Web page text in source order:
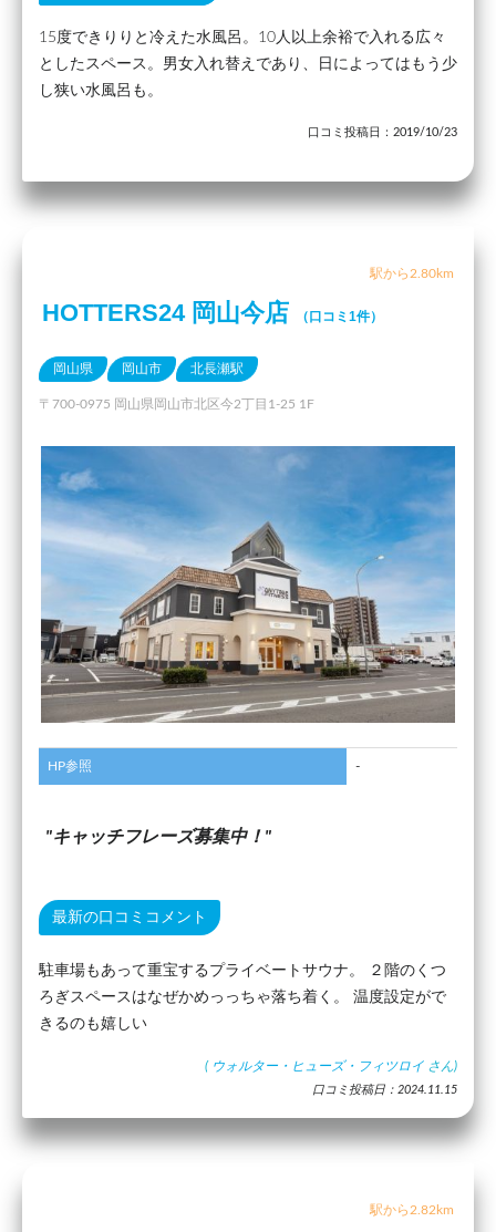
15度できりりと冷えた水風呂。10人以上余裕で入れる広々
としたスペース。男女入れ替えであり、日によってはもう少
し狭い水風呂も。
口コミ投稿日：2019/10/23
駅から2.80km
HOTTERS24 岡山今店 （口コミ1件）
岡山県 岡山市 北長瀬駅
〒700-0975 岡山県岡山市北区今2丁目1-25 1F
HP参照 -
キャッチフレーズ募集中！
最新の口コミコメント
駐車場もあって重宝するプライベートサウナ。 ２階のくつ
ろぎスペースはなぜかめっっちゃ落ち着く。 温度設定がで
きるのも嬉しい
( ウォルター・ヒューズ・フィツロイ さん)
口コミ投稿日：2024.11.15
駅から2.82km